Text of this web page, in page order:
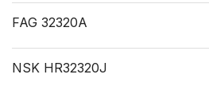
FAG 32320A
NSK HR32320J